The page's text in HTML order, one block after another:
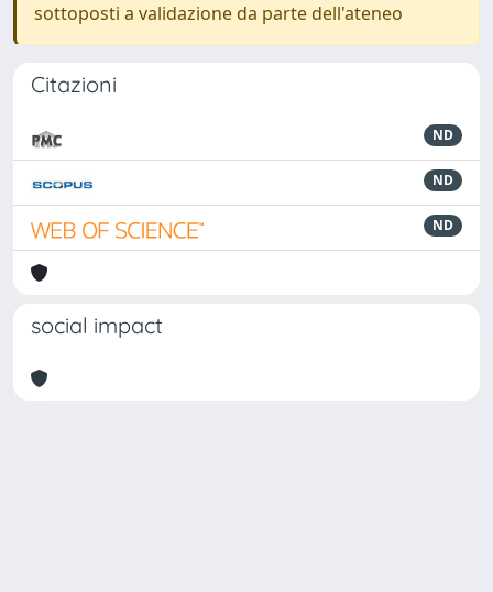
sottoposti a validazione da parte dell'ateneo
Citazioni
ND
ND
ND
social impact